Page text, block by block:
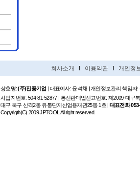
회사소개 l 이용약관 l 개인정
상호명:(주)진풍기업 | 대표이사: 윤석채 | 개인정보관리 책임자:
사업자번호: 504-81-52877 | 통신판매업신고번호: 제2009-대구
대구 북구 산격2동 유통단지산업용재관25동 1호 | 대표전화
Copyrigth(C) 2009 JPTOOL All right reserved.